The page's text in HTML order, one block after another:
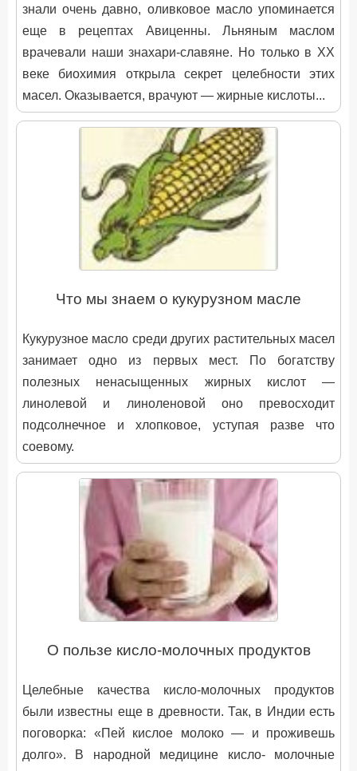
знали очень давно, оливковое масло упоминается
еще в рецептах Авиценны. Льняным маслом
врачевали наши знахари-славяне. Но только в XX
веке биохимия открыла секрет целебности этих
масел. Оказывается, врачуют — жирные кислоты...
Что мы знаем о кукурузном масле
Кукурузное масло среди других растительных масел
занимает одно из первых мест. По богатству
полезных ненасыщенных жирных кислот —
линолевой и линоленовой оно превосходит
подсолнечное и хлопковое, уступая разве что
соевому.
О пользе кисло-молочных продуктов
Целебные качества кисло-молочных продуктов
были известны еще в древности. Так, в Индии есть
поговорка: «Пей кислое молоко — и проживешь
долго». В народной медицине кисло- молочные